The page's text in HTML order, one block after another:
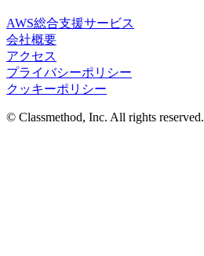
AWS総合支援サービス
会社概要
アクセス
プライバシーポリシー
クッキーポリシー
© Classmethod, Inc. All rights reserved.